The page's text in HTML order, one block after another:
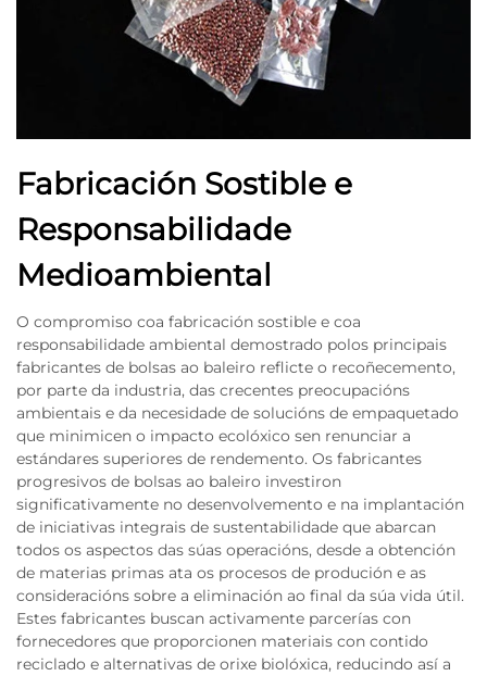
Fabricación Sostible e
Responsabilidade
Medioambiental
O compromiso coa fabricación sostible e coa
responsabilidade ambiental demostrado polos principais
fabricantes de bolsas ao baleiro reflicte o recoñecemento,
por parte da industria, das crecentes preocupacións
ambientais e da necesidade de solucións de empaquetado
que minimicen o impacto ecolóxico sen renunciar a
estándares superiores de rendemento. Os fabricantes
progresivos de bolsas ao baleiro investiron
significativamente no desenvolvemento e na implantación
de iniciativas integrais de sustentabilidade que abarcan
todos os aspectos das súas operacións, desde a obtención
de materias primas ata os procesos de produción e as
consideracións sobre a eliminación ao final da súa vida útil.
Estes fabricantes buscan activamente parcerías con
fornecedores que proporcionen materiais con contido
reciclado e alternativas de orixe biolóxica, reducindo así a